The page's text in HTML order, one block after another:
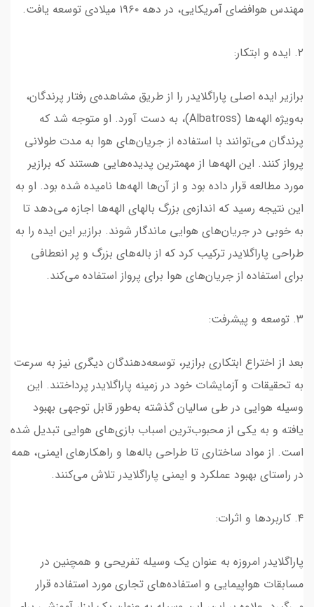
مهندس هوافضای آمریکایی، در دهه ۱۹۶۰ میلادی توسعه یافت.
۲. ایده و ابتکار:
برازیر ایده اصلی پاراگلایدر را از طریق مشاهده‌ی رفتار پرندگان،
به‌ویژه الهه‌ها (Albatross)، به دست آورد. او متوجه شد که
پرندگان می‌توانند با استفاده از جریان‌های هوا به مدت طولانی
پرواز کنند. این الهه‌ها از مهمترین پدیده‌هایی هستند که برازیر
مورد مطالعه قرار داده بود و از آن‌ها الهه‌ها نامیده شده بود. او به
این نتیجه رسید که اندازه‌ی بزرگ بالهای الهه‌ها اجازه می‌دهد تا
به خوبی در جریان‌های هوایی ماندگار شوند. برازیر این ایده را به
طراحی پاراگلایدر ترکیب کرد که از باله‌های بزرگ و پر انعطافی
برای استفاده از جریان‌های هوا برای پرواز استفاده می‌کند.
۳. توسعه و پیشرفت:
بعد از اختراع ابتکاری برازیر، توسعه‌دهندگان دیگری نیز به سرعت
به تحقیقات و آزمایشات خود در زمینه پاراگلایدر پرداختند. این
وسیله هوایی در طی سالیان گذشته به‌طور قابل توجهی بهبود
یافته و به یکی از محبوب‌ترین اسباب بازی‌های هوایی تبدیل شده
است. از مواد ساختاری تا طراحی باله‌ها و راهکارهای ایمنی، همه
در راستای بهبود عملکرد و ایمنی پاراگلایدر تلاش می‌کنند.
۴. کاربردها و اثرات:
پاراگلایدر امروزه به عنوان یک وسیله تفریحی و همچنین در
مسابقات هواپیمایی و استفاده‌های تجاری مورد استفاده قرار